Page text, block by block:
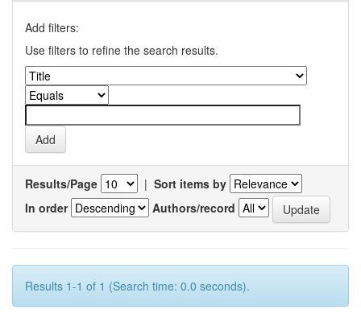
Add filters:
Use filters to refine the search results.
Results/Page | Sort items by
In order
Authors/record
Results 1-1 of 1 (Search time: 0.0 seconds).